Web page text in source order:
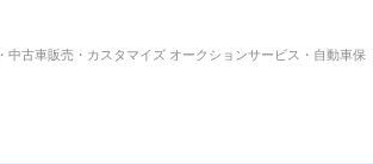
古車販売・カスタマイズ オークションサービス・自動車保